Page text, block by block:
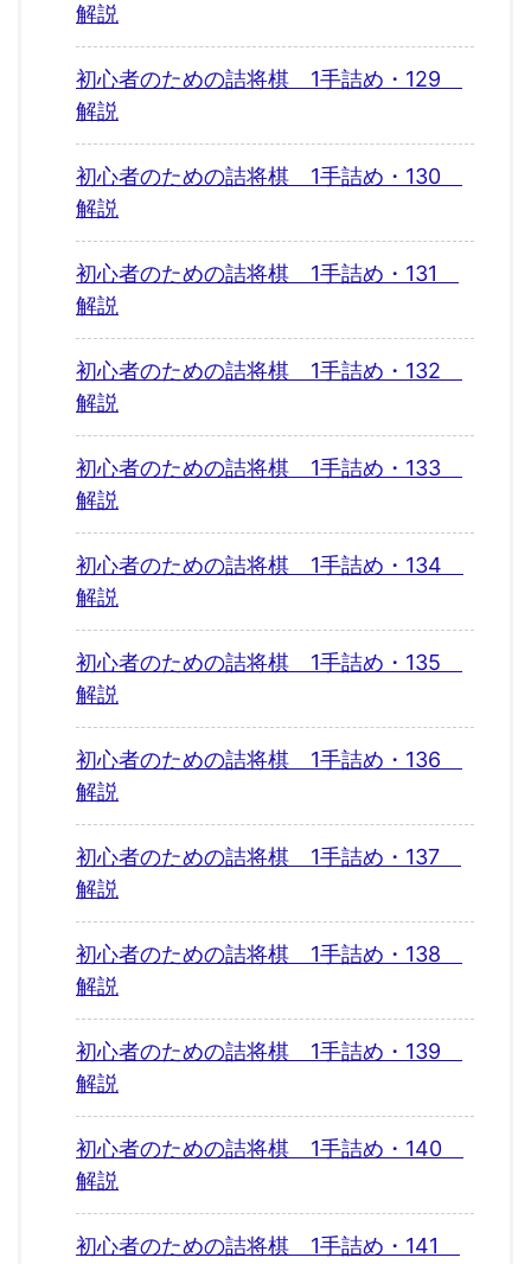
解説
初心者のための詰将棋 1手詰め・129
解説
初心者のための詰将棋 1手詰め・130
解説
初心者のための詰将棋 1手詰め・131
解説
初心者のための詰将棋 1手詰め・132
解説
初心者のための詰将棋 1手詰め・133
解説
初心者のための詰将棋 1手詰め・134
解説
初心者のための詰将棋 1手詰め・135
解説
初心者のための詰将棋 1手詰め・136
解説
初心者のための詰将棋 1手詰め・137
解説
初心者のための詰将棋 1手詰め・138
解説
初心者のための詰将棋 1手詰め・139
解説
初心者のための詰将棋 1手詰め・140
解説
初心者のための詰将棋 1手詰め・141